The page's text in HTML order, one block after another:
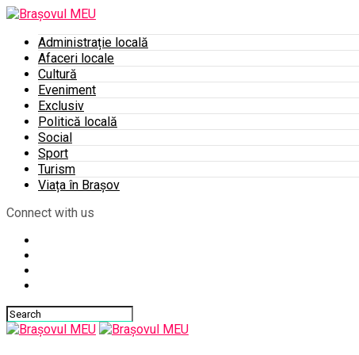
Administrație locală
Afaceri locale
Cultură
Eveniment
Exclusiv
Politică locală
Social
Sport
Turism
Viața în Brașov
Connect with us